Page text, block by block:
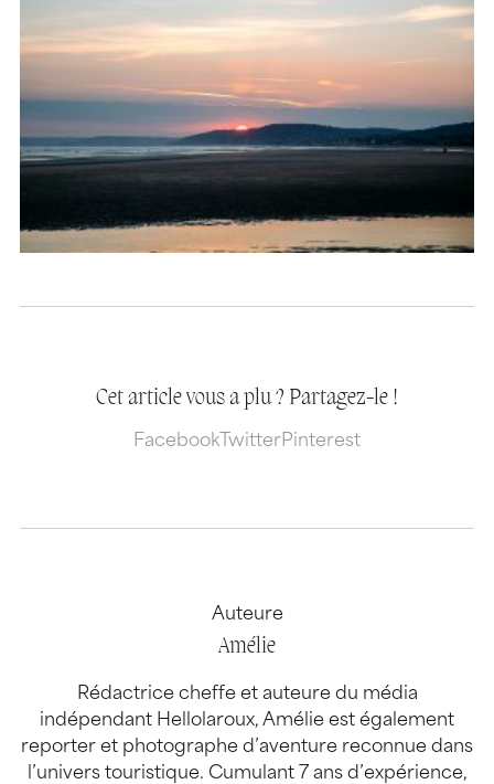
Cet article vous a plu ? Partagez-le !
Facebook TwitterPinterest
Auteure
Amélie
Rédactrice cheffe et auteure du média
indépendant Hellolaroux, Amélie est également
reporter et photographe d’aventure reconnue dans
l’univers touristique. Cumulant 7 ans d’expérience,